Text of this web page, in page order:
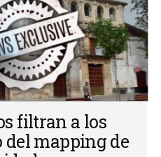
filtran a los
del mapping de